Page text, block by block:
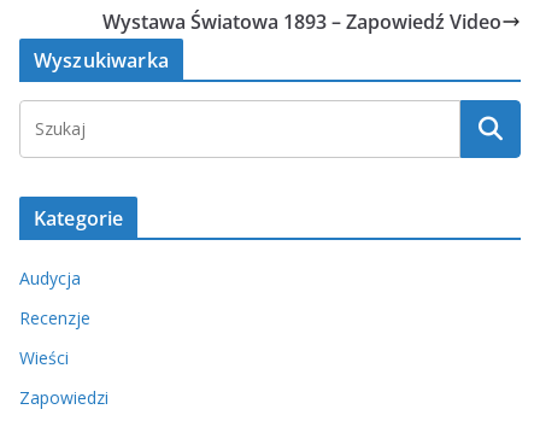
Wystawa Światowa 1893 – Zapowiedź Video
Wyszukiwarka
Kategorie
Audycja
Recenzje
Wieści
Zapowiedzi